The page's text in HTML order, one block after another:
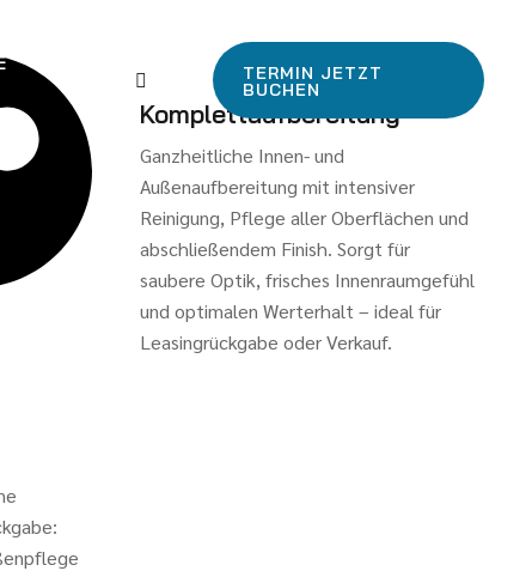
TERMIN JETZT
BUCHEN
Komplettaufbereitung
Ganzheitliche Innen- und
Außenaufbereitung mit intensiver
Reinigung, Pflege aller Oberflächen und
abschließendem Finish. Sorgt für
saubere Optik, frisches Innenraumgefühl
und optimalen Werterhalt – ideal für
Leasingrückgabe oder Verkauf.